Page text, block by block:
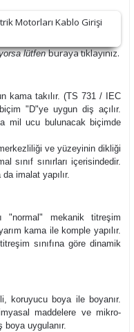
lütfenburayatıklayınız.
kama takılır. (TS 731 / IEC
"D"ye uygun diş açılır.
mil ucu bulunacak biçimde
ve yüzeyinin dikliği
sınıf sınırları içerisindedir.
imalat yapılır.
"normal" mekanik titreşim
kama ile komple yapılır.
sınıfına göre dinamik
koruyucu boya ile boyanır.
maddelere ve mikro-
boya uygulanır.